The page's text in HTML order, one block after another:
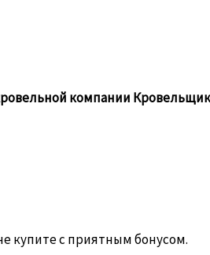
компании
купите с приятным бонусом.